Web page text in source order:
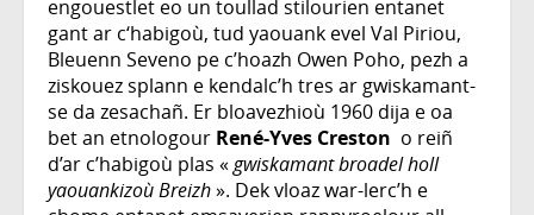
engouestlet eo un toullad stilourien entanet
gant ar c‘habigoù, tud yaouank evel Val Piriou,
Bleuenn Seveno pe c’hoazh Owen Poho, pezh a
ziskouez splann e kendalc’h tres ar gwiskamant-
se da zesachañ. Er bloavezhioù 1960 dija e oa
bet an etnologour René-Yves Creston o reiñ
d’ar c’habigoù plas «gwiskamant broadel holl
yaouankizoù Breizh». Dek vloaz war-lerc’h e